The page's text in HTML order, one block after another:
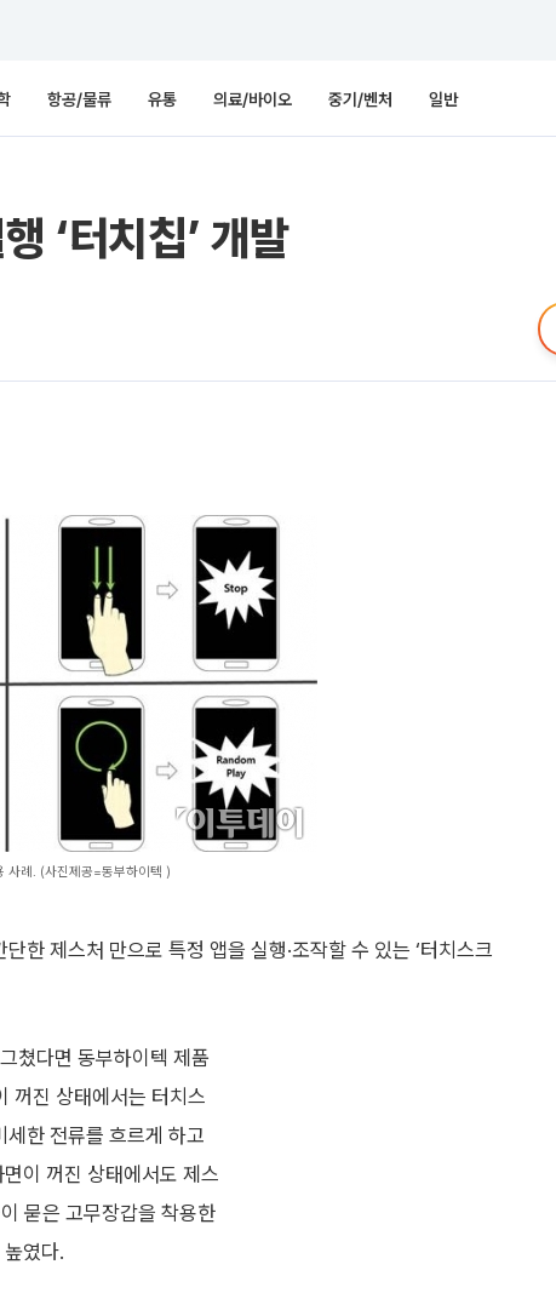
항공/물류 유통 의료/바이오 중기/벤처 일반
‘터치칩’ 개발
사례. (사진제공=동부하이텍 )
한 제스처 만으로 특정 앱을 실행·조작할 수 있는 ‘터치스크
쳤다면 동부하이텍 제품
꺼진 상태에서는 터치스
한 전류를 흐르게 하고
이 꺼진 상태에서도 제스
묻은 고무장갑을 착용한
였다.